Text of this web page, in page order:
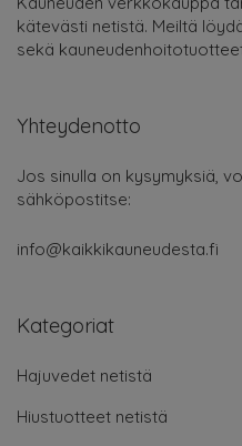
kätevästi netistä. Meiltä
sekä
Yhteydenotto
Jos sinulla on kysymyksiä,
sähköpostitse:
info@kaikkikauneudesta.fi
Kategoriat
Hajuvedet netistä
Hiustuotteet netistä